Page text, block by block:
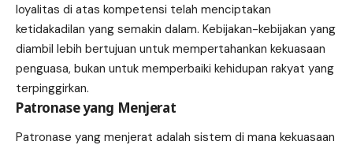
loyalitas di atas kompetensi telah menciptakan
ketidakadilan yang semakin dalam. Kebijakan-kebijakan yang
diambil lebih bertujuan untuk mempertahankan kekuasaan
penguasa, bukan untuk memperbaiki kehidupan rakyat yang
terpinggirkan.
Patronase yang Menjerat
Patronase yang menjerat adalah sistem di mana kekuasaan